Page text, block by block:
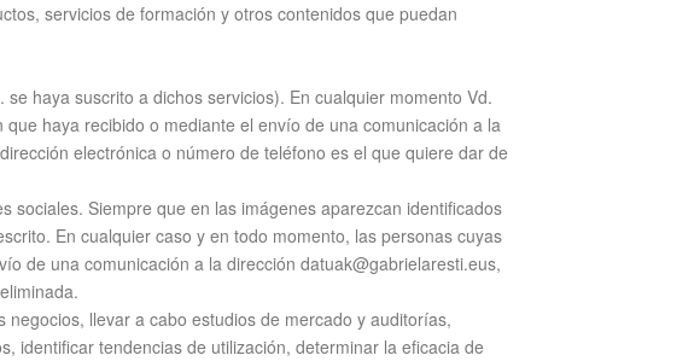
servicios de formación y otros contenidos que puedan
haya suscrito a dichos servicios). En cualquier momento Vd.
haya recibido o mediante el envío de una comunicación a la
electrónica o número de teléfono es el que quiere dar de
sociales. Siempre que en las imágenes aparezcan identificados
En cualquier caso y en todo momento, las personas cuyas
de una comunicación a la dirección datuak@gabrielaresti.eus,
llevar a cabo estudios de mercado y auditorías,
identificar tendencias de utilización, determinar la eficacia de